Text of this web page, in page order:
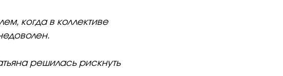
когда в коллективе
решилась рискнуть